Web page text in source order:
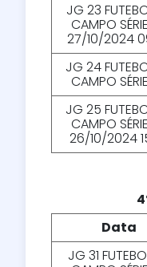
JG 23
CAMPO
27/10/2024
JG 24
CAMPO
JG 25
CAMPO
26/10/2024
Data
JG 31